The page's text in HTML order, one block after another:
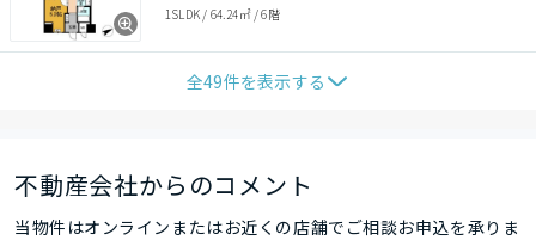
1SLDK / 64.24㎡/6階
全49件を表示する
不動産会社からのコメント
当物件はオンラインまたはお近くの店舗でご相談お申込を承りま